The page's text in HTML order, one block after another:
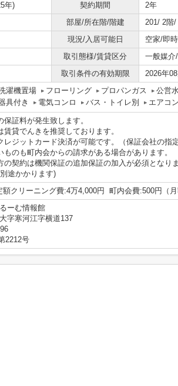
年) 契約期間
2年
部屋/所在階/階建
201/ 2階/
現況/入居可能日
空家/即時
取引態様/賃貸区分
一般媒介
取引条件の有効期限 2026年
濯機置場 フローリング プロパンガス 公営
具付き 電気コンロ バス・トイレ別 エアコン
証料が発生致します。
賃貸でんきを推奨しております。
レジットカード決済が可能です。（保証会社の指定
ものも町内会からの請求がある場合があります。
の契約は機関保証の追加保証の加入が必須となり
途かかります)
クリーニング費:4万4,000円 町内会費:500円（月
ーむ情報館
字寒河江字横道137
2212号